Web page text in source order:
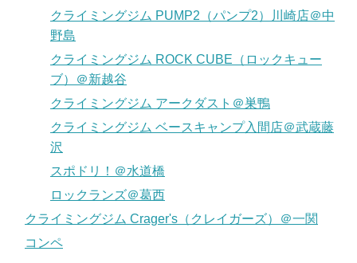
クライミングジム PUMP2（パンプ2）川崎店＠中
野島
クライミングジム ROCK CUBE（ロックキュー
ブ）＠新越谷
クライミングジム アークダスト＠巣鴨
クライミングジム ベースキャンプ入間店＠武蔵藤
沢
スポドリ！＠水道橋
ロックランズ＠葛西
クライミングジム Crager's（クレイガーズ）＠一関
コンペ